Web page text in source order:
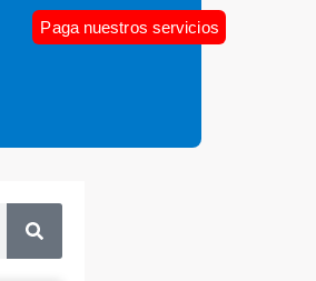
Paga nuestros servicios